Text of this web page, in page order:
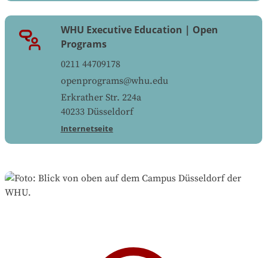
WHU Executive Education | Open
Programs
0211 44709178
openprograms@whu.edu
Erkrather Str. 224a
40233 Düsseldorf
Internetseite